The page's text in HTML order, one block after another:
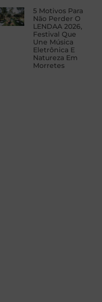
5 Motivos Para
Não Perder O
LENDAA 2026,
Festival Que
Une Música
Eletrônica E
Natureza Em
Morretes